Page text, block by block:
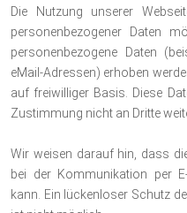
Die Nutzung unserer
personenbezogener Daten
personenbezogene Daten
eMail-Adressen) erhoben
auf freiwilliger Basis. Diese
Zustimmung nicht an Dritte
Wir weisen darauf hin, dass
bei der Kommunikation per
kann. Ein lückenloser Schutz